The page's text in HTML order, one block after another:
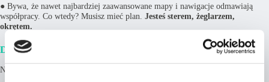
● Bywa, że nawet najbardziej zaawansowane mapy i nawigacje odmawiają
współpracy. Co wtedy? Musisz mieć plan. Jesteś sterem, żeglarzem,
okrętem.
Dla kogo całkiem samodzielne wyprawy?
Niezależne podróże będą dobrym rozwiązaniem dla osób, które: